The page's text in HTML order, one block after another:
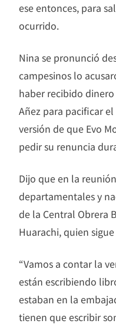
ese entonces, para
ocurrido.
Nina se pronunció
campesinos lo
haber recibido
Añez para pacificar
versión de que Evo
pedir su renuncia
Dijo que en la
departamentales y
de la Central Obrera
Huarachi, quien
“Vamos a contar la
están escribiendo
estaban en la
tienen que escribir